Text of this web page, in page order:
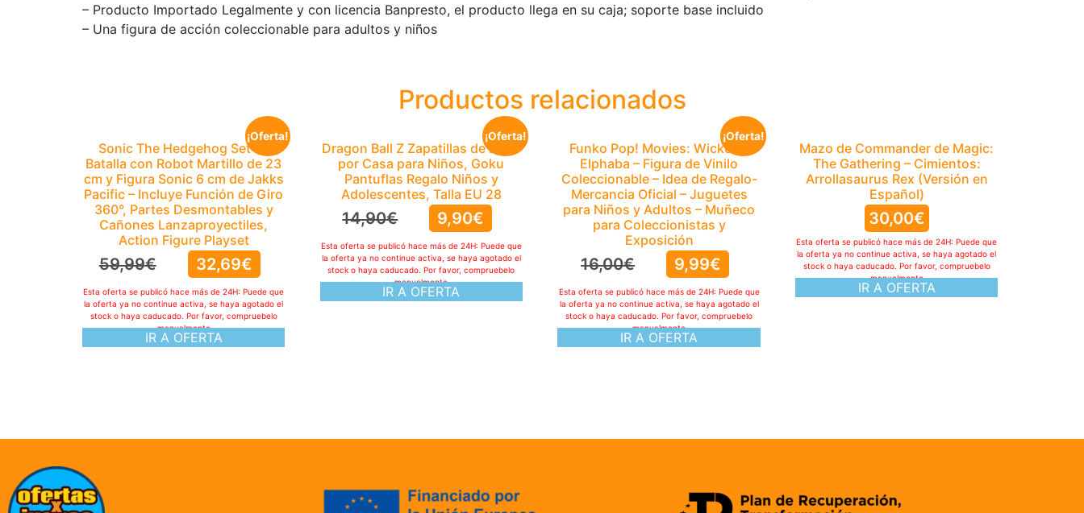
– Producto Importado Legalmente y con licencia Banpresto, el producto llega en su caja; soporte base incluido
– Una figura de acción coleccionable para adultos y niños
Productos relacionados
¡Oferta!
Sonic The Hedgehog Set de
Batalla con Robot Martillo de 23
cm y Figura Sonic 6 cm de Jakks
Pacific – Incluye Función de Giro
360°, Partes Desmontables y
Cañones Lanzaproyectiles,
Action Figure Playset
59,99€ 32,69€
IR A OFERTA
Esta oferta se publicó hace más de 24H: Puede que
la oferta ya no continue activa, se haya agotado el
stock o haya caducado. Por favor, compruebelo
manualmente
¡Oferta!
Dragon Ball Z Zapatillas de Estar
por Casa para Niños, Goku
Pantuflas Regalo Niños y
Adolescentes, Talla EU 28
14,90€ 9,90€
IR A OFERTA
Esta oferta se publicó hace más de 24H: Puede que
la oferta ya no continue activa, se haya agotado el
stock o haya caducado. Por favor, compruebelo
manualmente
¡Oferta!
Funko Pop! Movies: Wicked –
Elphaba – Figura de Vinilo
Coleccionable – Idea de Regalo-
Mercancia Oficial – Juguetes
para Niños y Adultos – Muñeco
para Coleccionistas y
Exposición
16,00€ 9,99€
IR A OFERTA
Esta oferta se publicó hace más de 24H: Puede que
la oferta ya no continue activa, se haya agotado el
stock o haya caducado. Por favor, compruebelo
manualmente
Mazo de Commander de Magic:
The Gathering – Cimientos:
Arrollasaurus Rex (Versión en
Español)
30,00€
IR A OFERTA
Esta oferta se publicó hace más de 24H: Puede que
la oferta ya no continue activa, se haya agotado el
stock o haya caducado. Por favor, compruebelo
manualmente